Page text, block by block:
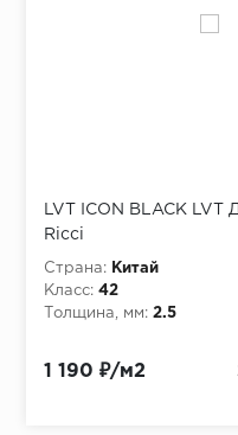
LVT ICON BLACK LVT
Ricci
Страна:
Китай
Класс: 42
Толщина, мм: 2.5
1 190 ₽/м2